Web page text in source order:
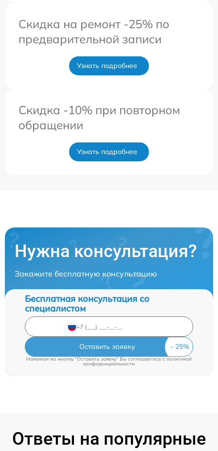
Скидка на ремонт -25% по
предварительной записи
Узнать подробнее
Скидка -10% при повторном
обращении
Узнать подробнее
Нужна консультация?
Закажите бесплатную консультацию
Бесплатная консультация со
специалистом
Оставить заявку
Нажимая на кнопку "Оставить заявку" Вы соглашаетесь c политикой
конфиденциальности
Ответы на популярные